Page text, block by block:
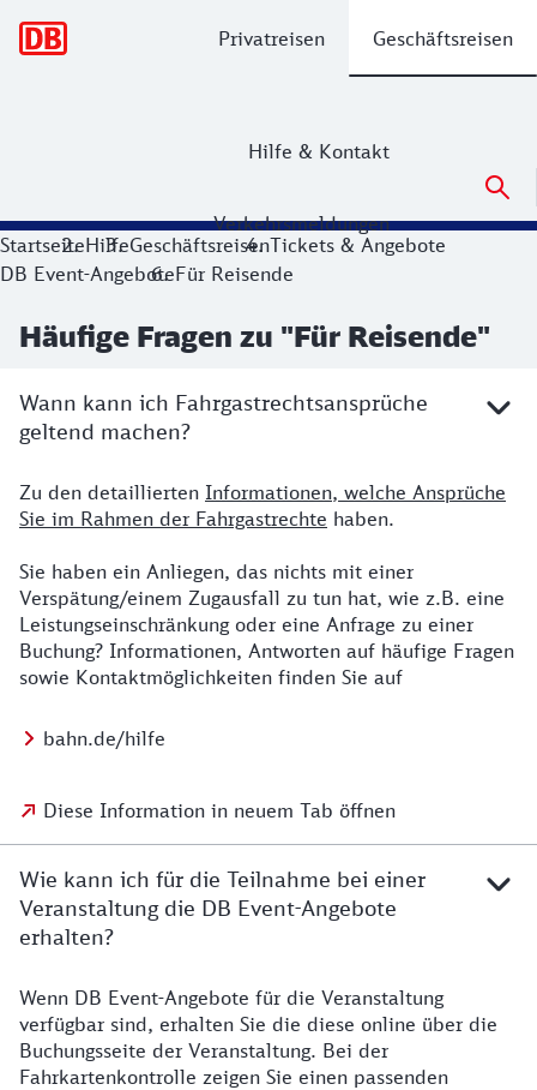
Privatreisen Geschäftsreisen
Hilfe & Kontakt
Verkehrsmeldungen
StartseiteHilfeGeschäftsreisenTickets & Angebote
DB Event-AngeboteFür Reisende
Häufige Fragen zu "Für Reisende"
Wann kann ich Fahrgastrechtsansprüche
geltend machen?
Zu den detaillierten Informationen, welche Ansprüche
Sie im Rahmen der Fahrgastrechte haben.
Sie haben ein Anliegen, das nichts mit einer
Verspätung/einem Zugausfall zu tun hat, wie z.B. eine
Leistungseinschränkung oder eine Anfrage zu einer
Buchung? Informationen, Antworten auf häufige Fragen
sowie Kontaktmöglichkeiten finden Sie auf
bahn.de/hilfe
Diese Information in neuem Tab öffnen
Wie kann ich für die Teilnahme bei einer
Veranstaltung die DB Event-Angebote
erhalten?
Wenn DB Event-Angebote für die Veranstaltung
verfügbar sind, erhalten Sie die diese online über die
Buchungsseite der Veranstaltung. Bei der
Fahrkartenkontrolle zeigen Sie einen passenden